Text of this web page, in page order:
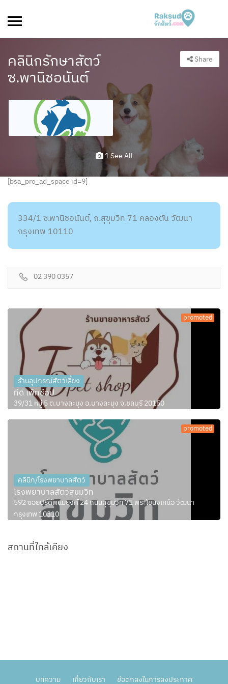
คลินิกรักษาสัตว์
ซ.พานิชอนันต์
Share
1 See All
[bsa_pro_ad_space id=9]
334/1 ซ.พานิชอนันต์, ถ.สุขุมวิท 71 คลองตัน วัฒนา
กรุงเทพ 10110
02 390 0357
promoted
ร้านอุปกรณ์สัตว์เลี้ยง
ทีดี เพ็ทช็อป
39/31 หมู่ 5 ต.บางละมุง อ.บางละมุง จ.ชลบุรี 20150
promoted
คลินิก/โรงพยาบาลสัตว์
โรงพยาบาลสัตว์สุขุมวิท
592 ซอยปรีดีพนมยงค์ 24 ถนนสุขุมวิท 71 พระโขนงเหนือ วัฒนา
กรุงเทพ 10310
สถานที่ใกล้เคียง
บทความ เกี่ยวกับเรา ข้อตกลงในการลงประกาศ